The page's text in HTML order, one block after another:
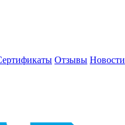
Отзывы Новости